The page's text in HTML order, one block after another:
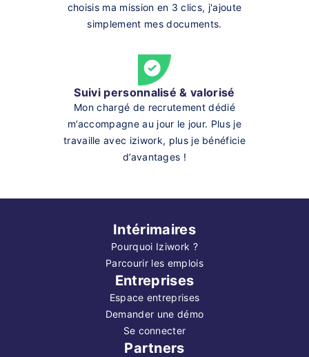
choisis ma mission en 3 clics, j'ajoute
simplement mes documents.
Suivi personnalisé & valorisé
Mon chargé de recrutement dédié
m’accompagne au jour le jour. Plus je
travaille avec iziwork, plus je bénéficie
d’avantages !
Intérimaires
Pourquoi Iziwork ?
Parcourir les emplois
Entreprises
Espace entreprises
Demander une démo
Se connecter
Partners